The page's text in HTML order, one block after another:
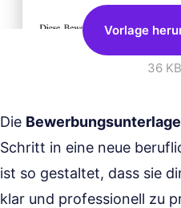
Vorlage
36 KB
Die
Schritt in eine neue
ist so gestaltet, dass sie
klar und professionell zu